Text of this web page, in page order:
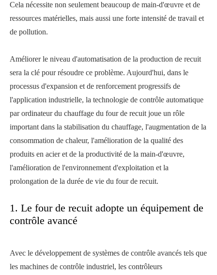
Cela nécessite non seulement beaucoup de main-d'œuvre et de
ressources matérielles, mais aussi une forte intensité de travail et
de pollution.
Améliorer le niveau d'automatisation de la production de recuit
sera la clé pour résoudre ce problème. Aujourd'hui, dans le
processus d'expansion et de renforcement progressifs de
l'application industrielle, la technologie de contrôle automatique
par ordinateur du chauffage du four de recuit joue un rôle
important dans la stabilisation du chauffage, l'augmentation de la
consommation de chaleur, l'amélioration de la qualité des
produits en acier et de la productivité de la main-d'œuvre,
l'amélioration de l'environnement d'exploitation et la
prolongation de la durée de vie du four de recuit.
1. Le four de recuit adopte un équipement de
contrôle avancé
Avec le développement de systèmes de contrôle avancés tels que
les machines de contrôle industriel, les contrôleurs